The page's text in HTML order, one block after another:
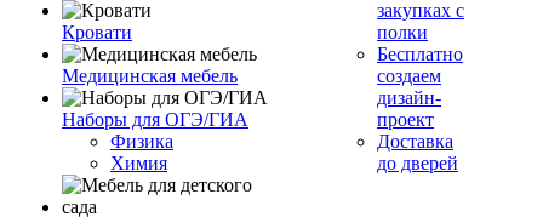
Кровати
Медицинская мебель
Наборы для ОГЭ/ГИА
Физика
Химия
закупках с
полки
Бесплатно
создаем
дизайн-
проект
Доставка
до дверей